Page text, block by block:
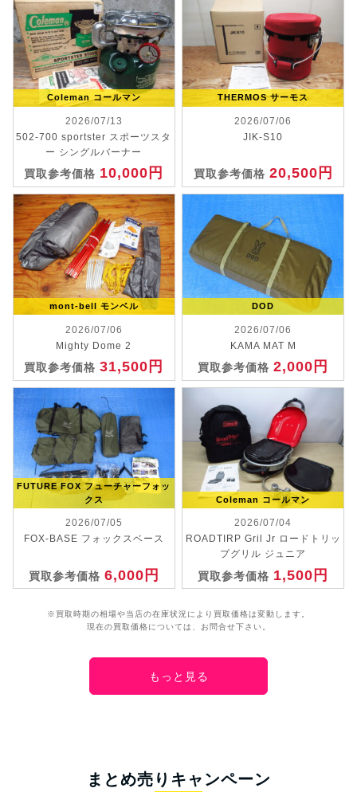
Coleman コールマン
2026/07/13
502-700 sportster スポーツスタ
ー シングルバーナー
買取参考価格 10,000円
THERMOS サーモス
2026/07/06
JIK-S10
買取参考価格 20,500円
mont-bell モンベル
2026/07/06
Mighty Dome 2
買取参考価格31,500円
DOD
2026/07/06
KAMA MAT M
買取参考価格2,000円
FUTURE FOX フューチャーフォッ
クス
2026/07/05
FOX-BASE フォックスベース
買取参考価格 6,000円
Coleman コールマン
2026/07/04
ROADTIRP Gril Jr ロードトリッ
プグリル ジュニア
買取参考価格 1,500円
※買取時期の相場や当店の在庫状況により買取価格は変動します。
現在の買取価格については、お問合せ下さい。
もっと見る
まとめ売りキャンペーン